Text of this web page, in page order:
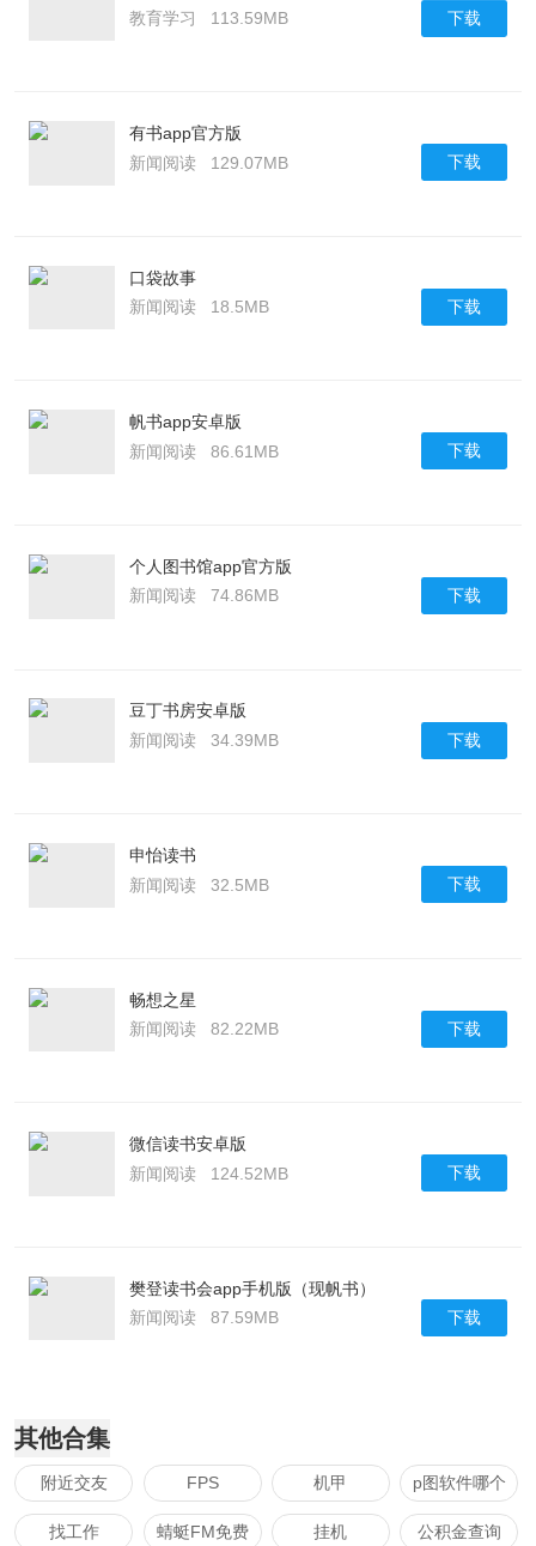
教育学习
113.59MB 下载
有书app官方版
新闻阅读
129.07MB 下载
口袋故事
新闻阅读
18.5MB 下载
帆书app安卓版
新闻阅读
86.61MB 下载
个人图书馆app官方版
新闻阅读
74.86MB 下载
豆丁书房安卓版
新闻阅读
34.39MB 下载
申怡读书
新闻阅读
32.5MB 下载
畅想之星
新闻阅读
82.22MB 下载
微信读书安卓版
新闻阅读
124.52MB 下载
樊登读书会app手机版（现帆书）
新闻阅读
87.59MB 下载
其他合集
附近交友 FPS 机甲
p图软件哪个
好用
找工作 蜻蜓FM免费 挂机 公积金查询